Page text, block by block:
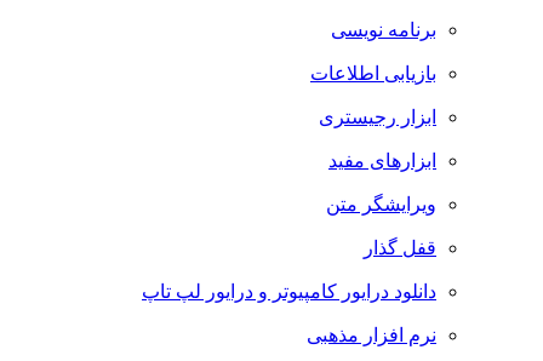
برنامه نویسی
بازیابی اطلاعات
ابزار رجیستری
ابزارهای مفید
ویرایشگر متن
قفل گذار
دانلود درایور کامپیوتر و درایور لپ تاپ
نرم افزار مذهبی